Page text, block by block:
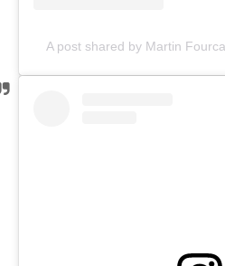
A post shared by Martin